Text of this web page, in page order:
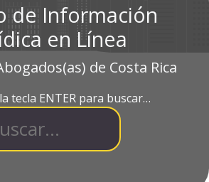
de Información
en Línea
de Costa Rica
tecla ENTER para buscar…